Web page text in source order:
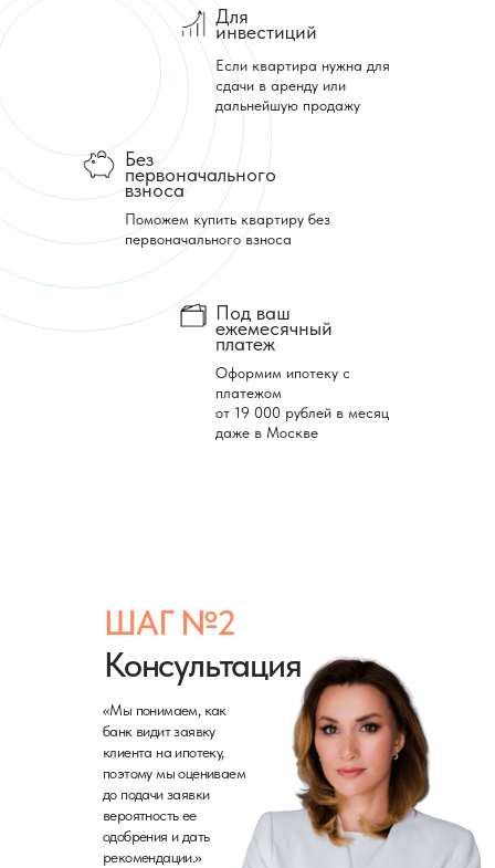
Для
инвестиций
Если квартира нужна для
сдачи в аренду или
дальнейшую продажу
Без
первоначального
взноса
Поможем купить квартиру без
первоначального взноса
Под ваш
ежемесячный
платеж
Оформим ипотеку с
платежом
от 19 000 рублей в месяц
даже в Москве
«Мы понимаем, как
банк видит заявку
клиента на ипотеку,
поэтому мы оцениваем
до подачи заявки
вероятность ее
одобрения и дать
рекомендации.»
ШАГ №2
Консультация